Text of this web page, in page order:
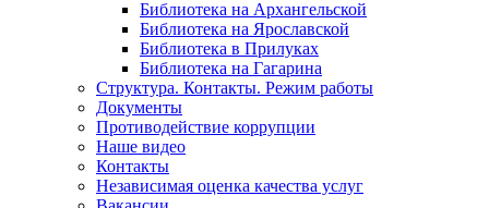
Библиотека на Архангельской
Библиотека на Ярославской
Библиотека в Прилуках
Библиотека на Гагарина
Структура. Контакты. Режим работы
Документы
Противодействие коррупции
Наше видео
Контакты
Независимая оценка качества услуг